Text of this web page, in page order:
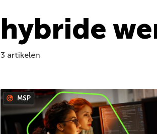
hybride
3 artikelen
MSP